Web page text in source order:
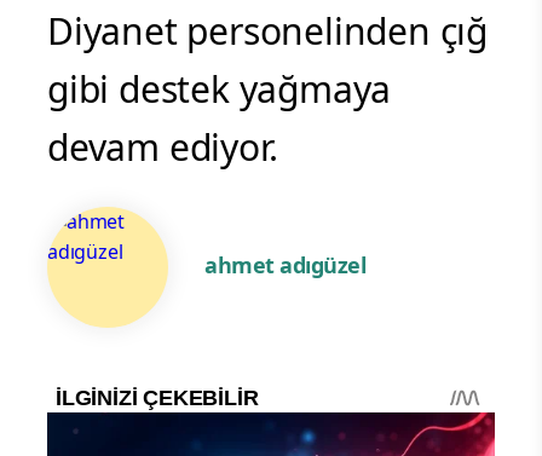
Diyanet personelinden çığ
gibi destek yağmaya
devam ediyor.
ahmet adıgüzel